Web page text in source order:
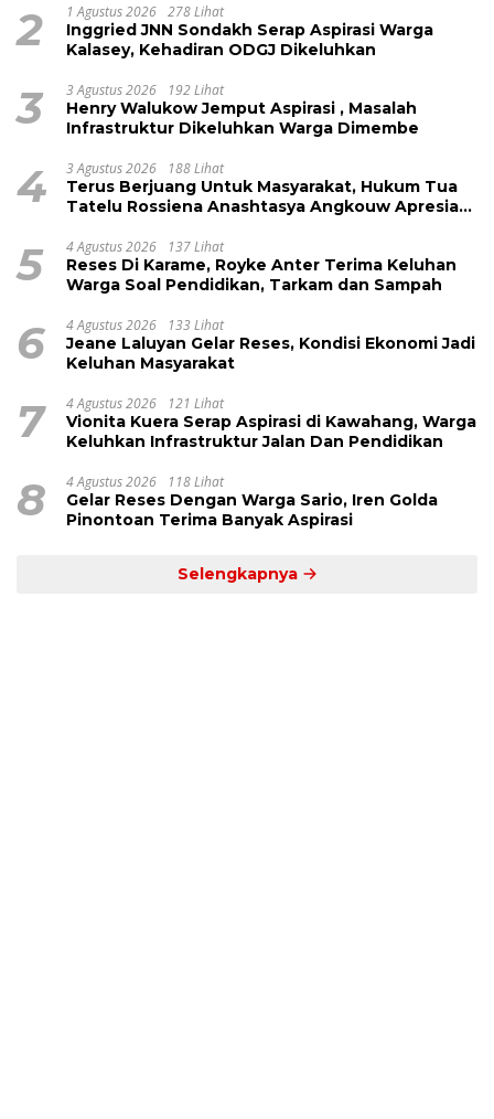
2 1 Agustus 2026 278 Lihat
Inggried JNN Sondakh Serap Aspirasi Warga
Kalasey, Kehadiran ODGJ Dikeluhkan
3 3 Agustus 2026 192 Lihat
Henry Walukow Jemput Aspirasi , Masalah
Infrastruktur Dikeluhkan Warga Dimembe
4 3 Agustus 2026 188 Lihat
Terus Berjuang Untuk Masyarakat, Hukum Tua
Tatelu Rossiena Anashtasya Angkouw Apresiasi
5 4 Agustus 2026 137 Lihat
Reses Di Karame, Royke Anter Terima Keluhan
Warga Soal Pendidikan, Tarkam dan Sampah
6 4 Agustus 2026 133 Lihat
Jeane Laluyan Gelar Reses, Kondisi Ekonomi Jadi
Keluhan Masyarakat
7 4 Agustus 2026 121 Lihat
Vionita Kuera Serap Aspirasi di Kawahang, Warga
Keluhkan Infrastruktur Jalan Dan Pendidikan
8 4 Agustus 2026 118 Lihat
Gelar Reses Dengan Warga Sario, Iren Golda
Pinontoan Terima Banyak Aspirasi
Selengkapnya